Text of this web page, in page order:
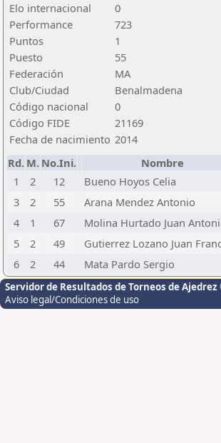
Elo internacional
0
Performance
723
Puntos
1
Puesto
55
Federación
MA
Club/Ciudad
Benalmadena
Código nacional
0
Código FIDE
21169
Fecha de nacimiento 2014
Rd. M. No.Ini. Nombre
1
2 12 Bueno Hoyos Celia
3
2 55 Arana Mendez Antonio
4
1 67 Molina Hurtado Juan
5
2 49 Gutierrez Lozano Juan
6
2 44 Mata Pardo Sergio
Servidor de Resultados de Torneos de Ajedrez
Aviso legal/Condiciones de uso